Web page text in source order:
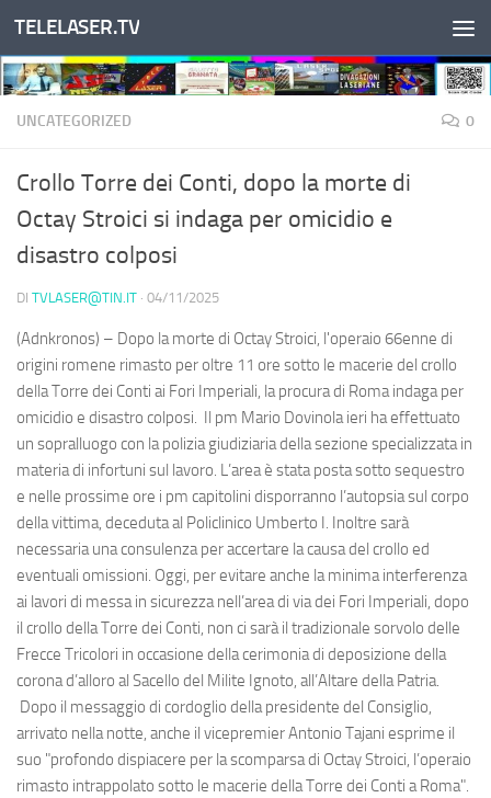
Salta al contenuto
TELELASER.TV
UNCATEGORIZED 0
Crollo Torre dei Conti, dopo la morte di
Octay Stroici si indaga per omicidio e
disastro colposi
DI TVLASER@TIN.IT · 04/11/2025
(Adnkronos) – Dopo la morte di Octay Stroici, l'operaio 66enne di
origini romene rimasto per oltre 11 ore sotto le macerie del crollo
della Torre dei Conti ai Fori Imperiali, la procura di Roma indaga per
omicidio e disastro colposi. Il pm Mario Dovinola ieri ha effettuato
un sopralluogo con la polizia giudiziaria della sezione specializzata in
materia di infortuni sul lavoro. L’area è stata posta sotto sequestro
e nelle prossime ore i pm capitolini disporranno l’autopsia sul corpo
della vittima, deceduta al Policlinico Umberto I. Inoltre sarà
necessaria una consulenza per accertare la causa del crollo ed
eventuali omissioni. Oggi, per evitare anche la minima interferenza
ai lavori di messa in sicurezza nell’area di via dei Fori Imperiali, dopo
il crollo della Torre dei Conti, non ci sarà il tradizionale sorvolo delle
Frecce Tricolori in occasione della cerimonia di deposizione della
corona d’alloro al Sacello del Milite Ignoto, all’Altare della Patria.
Dopo il messaggio di cordoglio della presidente del Consiglio,
arrivato nella notte, anche il vicepremier Antonio Tajani esprime il
suo "profondo dispiacere per la scomparsa di Octay Stroici, l’operaio
rimasto intrappolato sotto le macerie della Torre dei Conti a Roma".